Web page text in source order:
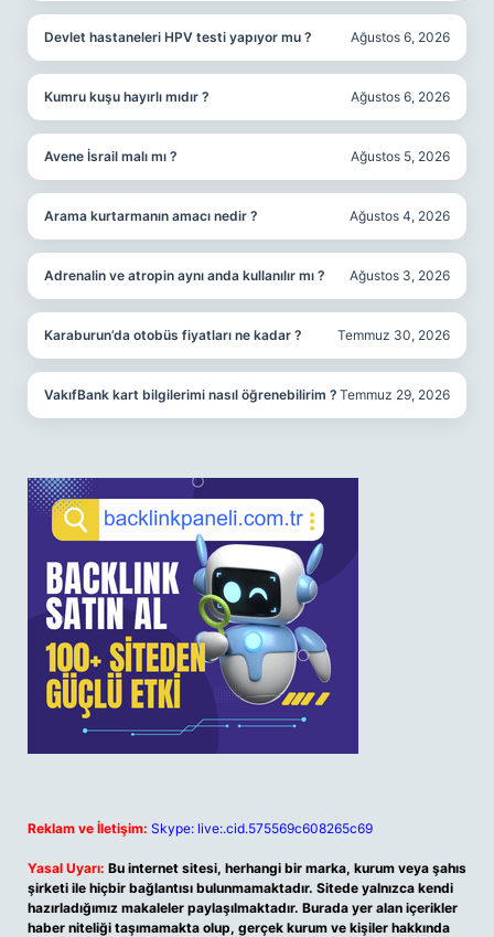
Devlet hastaneleri HPV testi yapıyor mu ? Ağustos 6, 2026
Kumru kuşu hayırlı mıdır ? Ağustos 6, 2026
Avene İsrail malı mı ? Ağustos 5, 2026
Arama kurtarmanın amacı nedir ? Ağustos 4, 2026
Adrenalin ve atropin aynı anda kullanılır mı ? Ağustos 3, 2026
Karaburun’da otobüs fiyatları ne kadar ? Temmuz 30, 2026
VakıfBank kart bilgilerimi nasıl öğrenebilirim ? Temmuz 29, 2026
Reklam ve İletişim: Skype: live:.cid.575569c608265c69
Yasal Uyarı: Bu internet sitesi, herhangi bir marka, kurum veya şahıs
şirketi ile hiçbir bağlantısı bulunmamaktadır. Sitede yalnızca kendi
hazırladığımız makaleler paylaşılmaktadır. Burada yer alan içerikler
haber niteliği taşımamakta olup, gerçek kurum ve kişiler hakkında